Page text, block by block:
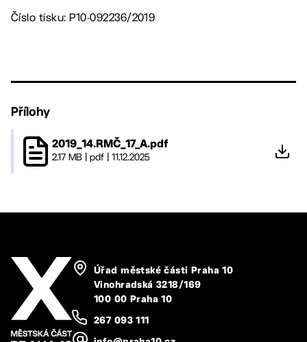
Číslo tisku: P10-092236/2019
Přílohy
2019_14.RMČ_17_A.pdf
2.17 MB pdf 11.12.2025
Úřad městské části Praha 10
Vinohradská 3218/169
100 00 Praha 10
267 093 111